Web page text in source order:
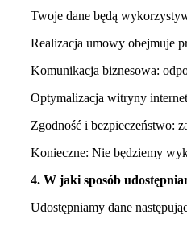
Twoje dane będą
Realizacja umowy obejmuje
Komunikacja biznesowa:
Optymalizacja witryny
Zgodność i bezpieczeństwo:
Konieczne: Nie będziemy
4. W jaki sposób
Udostępniamy dane